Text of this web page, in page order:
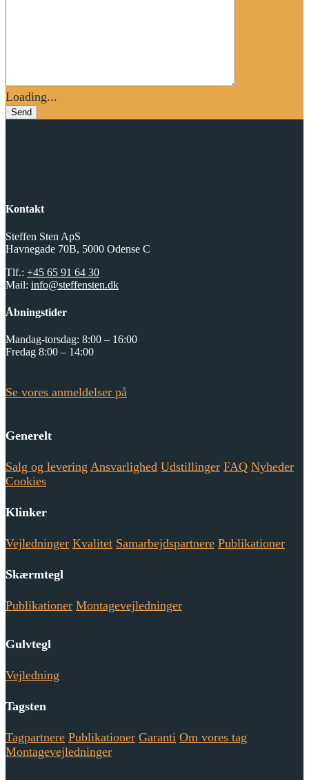
Loading...
Send
Kontakt
Steffen Sten ApS
Havnegade 70B, 5000 Odense C
Tlf.: +45 65 91 64 30
Mail: info@steffensten.dk
Åbningstider
Mandag-torsdag: 8:00 – 16:00
Fredag 8:00 – 14:00
Se vores anmeldelser på
Generelt
Salg og levering Ansvarlighed Udstillinger FAQ Nyheder
Cookies
Klinker
Vejledninger Kvalitet Samarbejdspartnere Publikationer
Skærmtegl
Publikationer Montagevejledninger
Gulvtegl
Vejledning
Tagsten
Tagpartnere Publikationer Garanti Om vores tag
Montagevejledninger